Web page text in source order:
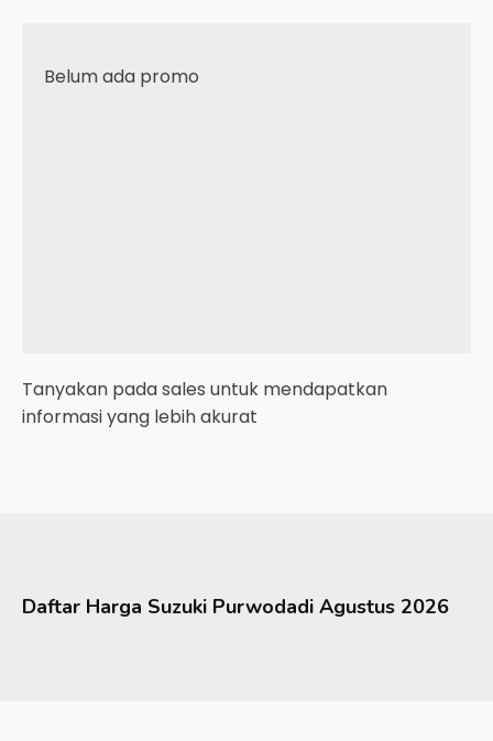
Belum ada promo
Tanyakan pada sales untuk mendapatkan
informasi yang lebih akurat
Daftar Harga Suzuki Purwodadi Agustus 2026